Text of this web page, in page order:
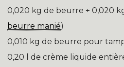
0,020 kg de beurre + 0,020
beurre manié)
0,010 kg de beurre pour
0,20 l de crème liquide